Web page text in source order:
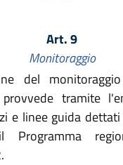
Art. 9
Monitoraggio
del
tramite
e linee guida
Programma